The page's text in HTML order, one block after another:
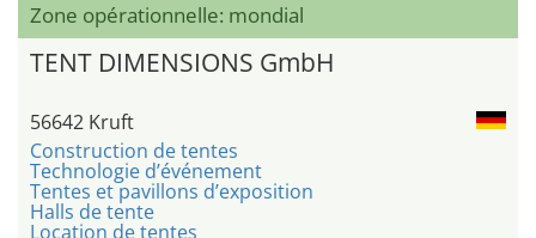
Zone opérationnelle: mondial
TENT DIMENSIONS GmbH
56642 Kruft
Construction de tentes
Technologie d’événement
Tentes et pavillons d’exposition
Halls de tente
Location de tentes